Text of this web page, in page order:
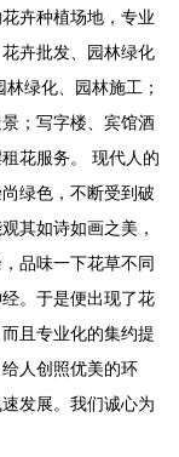
卉种植场地，专业
卉批发、园林绿化
绿化、园林施工；
；写字楼、宾馆酒
花服务。 现代人的
绿色，不断受到破
其如诗如画之美，
品味一下花草不同
。于是便出现了花
且专业化的集约提
人创照优美的环
发展。我们诚心为